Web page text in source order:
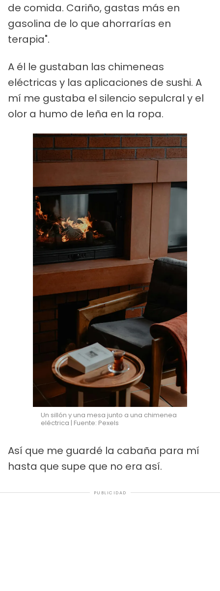
de comida. Cariño, gastas más en
gasolina de lo que ahorrarías en
terapia".
A él le gustaban las chimeneas
eléctricas y las aplicaciones de sushi. A
mí me gustaba el silencio sepulcral y el
olor a humo de leña en la ropa.
Un sillón y una mesa junto a una chimenea
eléctrica | Fuente: Pexels
Así que me guardé la cabaña para mí
hasta que supe que no era así.
PUBLICIDAD